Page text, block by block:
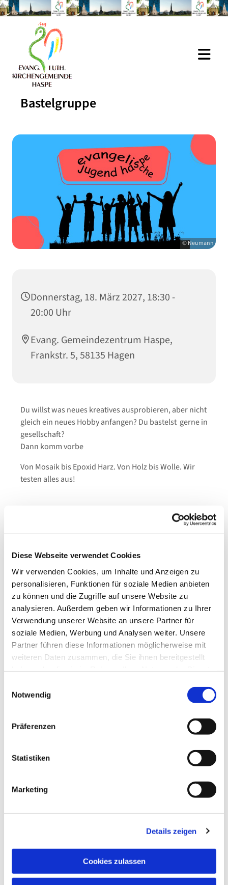
Diese Webseite verwendet Cookies
Wir verwenden Cookies, um Inhalte und Anzeigen zu
personalisieren, Funktionen für soziale Medien anbieten
zu können und die Zugriffe auf unsere Website zu
analysieren. Außerdem geben wir Informationen zu Ihrer
Verwendung unserer Website an unsere Partner für
soziale Medien, Werbung und Analysen weiter. Unsere
Partner führen diese Informationen möglicherweise mit
weiteren Daten zusammen, die Sie ihnen bereitgestellt
Notwendig
Präferenzen
Statistiken
Marketing
Details zeigen
Cookies zulassen
Bastelgruppe
© Neumann
Donnerstag, 18. März 2027, 18:30 -
20:00 Uhr
Evang. Gemeindezentrum Haspe,
Frankstr. 5, 58135 Hagen
Du willst was neues kreatives ausprobieren, aber nicht
gleich ein neues Hobby anfangen? Du bastelst gerne in
gesellschaft?
Dann komm vorbe
Von Mosaik bis Epoxid Harz. Von Holz bis Wolle. Wir
testen alles aus!